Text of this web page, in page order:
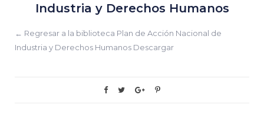
Industria y Derechos Humanos
← Regresar a la biblioteca Plan de Acción Nacional de
Industria y Derechos Humanos Descargar